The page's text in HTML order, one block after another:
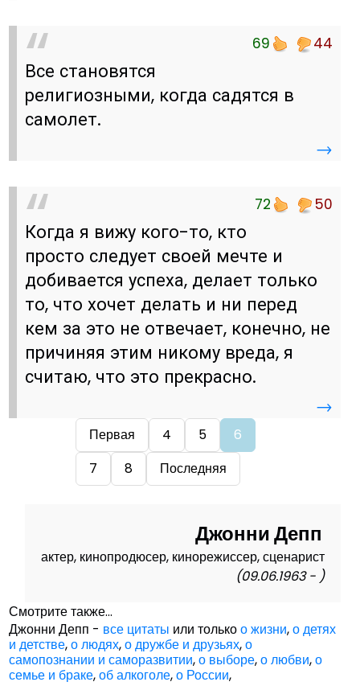
69 44
Все становятся
религиозными, когда садятся в
самолет.
→
72 50
Когда я вижу кого-то, кто
просто следует своей мечте и
добивается успеха, делает только
то, что хочет делать и ни перед
кем за это не отвечает, конечно, не
причиняя этим никому вреда, я
считаю, что это прекрасно.
→
Первая 4 5
6
7
8 Последняя
Джонни Депп
актер, кинопродюсер, кинорежиссер, сценарист
(09.06.1963 - )
Смотрите также...
Джонни Депп - все цитаты или толькоо жизни,о детях
и детстве,о людях,о дружбе и друзьях,о
самопознании и саморазвитии,о выборе,о любви,о
семье и браке,об алкоголе,о России,